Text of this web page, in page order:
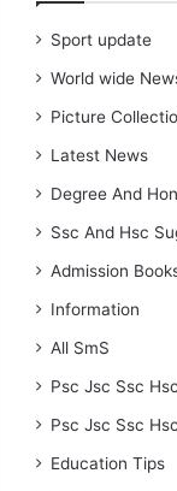
Sport update
World wide
Picture
Latest News
Degree And
Ssc And Hsc
Admission
Information
All SmS
Psc Jsc Ssc
Psc Jsc Ssc
Education Tips